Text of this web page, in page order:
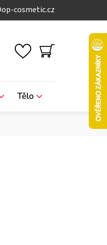
op-cosmetic.cz
NÁKUPNÍ
Tělo